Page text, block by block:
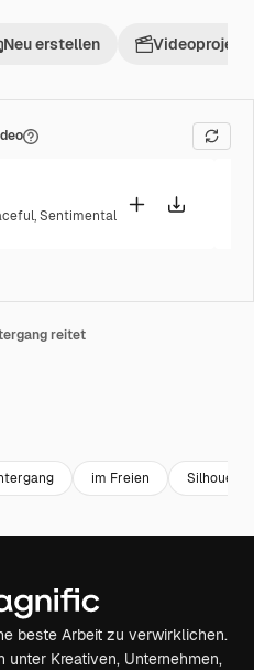
Neu erstellen Videoprojekt
,Sentimental
reitet
im Freien Silhouette
beste Arbeit zu verwirklichen.
unter Kreativen, Unternehmen,